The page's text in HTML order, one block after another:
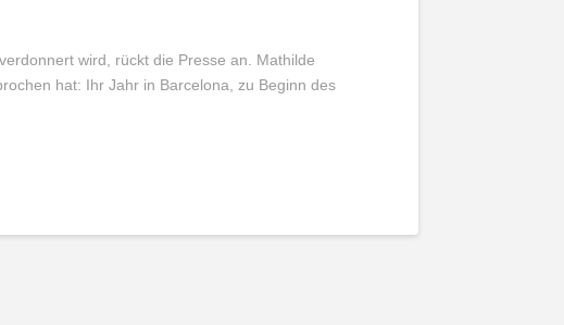
wird, rückt die Presse an. Mathilde
hat: Ihr Jahr in Barcelona, zu Beginn des